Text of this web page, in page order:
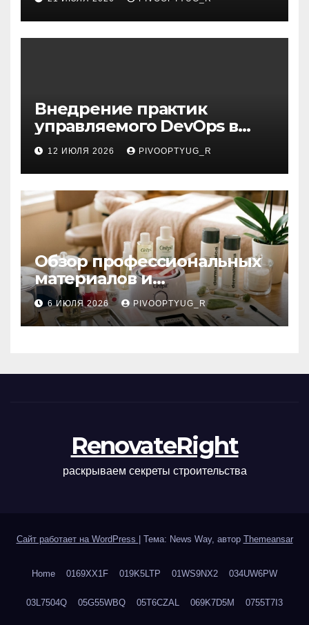
Внедрение практик
управляемого DevOps в
корпоративную ИТ-
инфраструктуру
12 ИЮЛЯ 2026 PIVOOPTYUG_R
Обзор профессиональных
материалов и
инструментов для
маникюра, депиляции,
наращивания ресниц и
6 ИЮЛЯ 2026 PIVOOPTYUG_R
RenovateRight
раскрываем секреты строительства
Сайт работает на WordPress Тема: News Way, автор Themeansar
Home 0169XX1F 019K5LTP 01WS9NX2 034UW6PW
03L7504Q 05G55WBQ 05T6CZAL 069K7D5M 0755T7I3